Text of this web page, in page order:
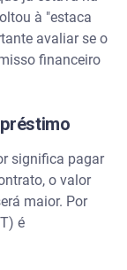
à "estaca
avaliar se o
financeiro
significa pagar
o valor
maior. Por
é